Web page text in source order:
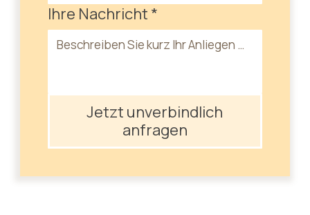
Ihre Nachricht *
Jetzt unverbindlich
anfragen